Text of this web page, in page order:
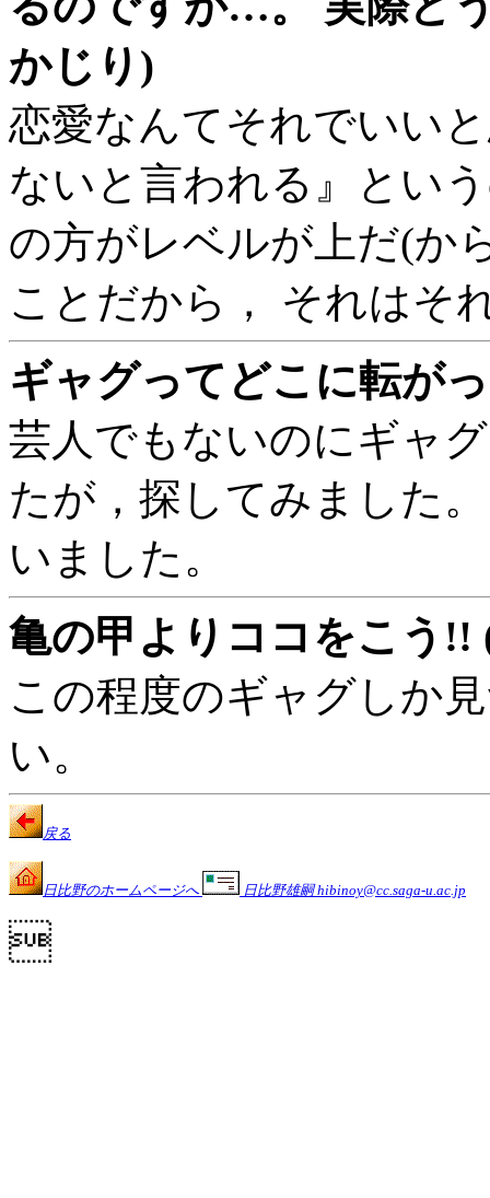
かじり)
恋愛なんてそれでいい
ないと言われる』とい
の方がレベルが上だ(か
ことだから， それはそ
ギャグってどこに転が
芸人でもないのにギャ
たが，探してみました
いました。
亀の甲よりココをこう!!
この程度のギャグしか
い。
戻る
日比野のホームページへ 日比野雄嗣 hibinoy@cc.saga-u.ac.jp
